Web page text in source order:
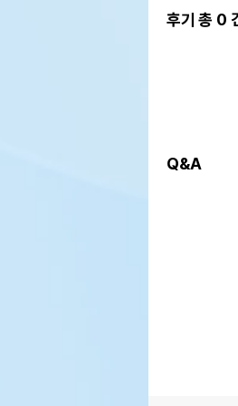
후기 총 0
Q&A